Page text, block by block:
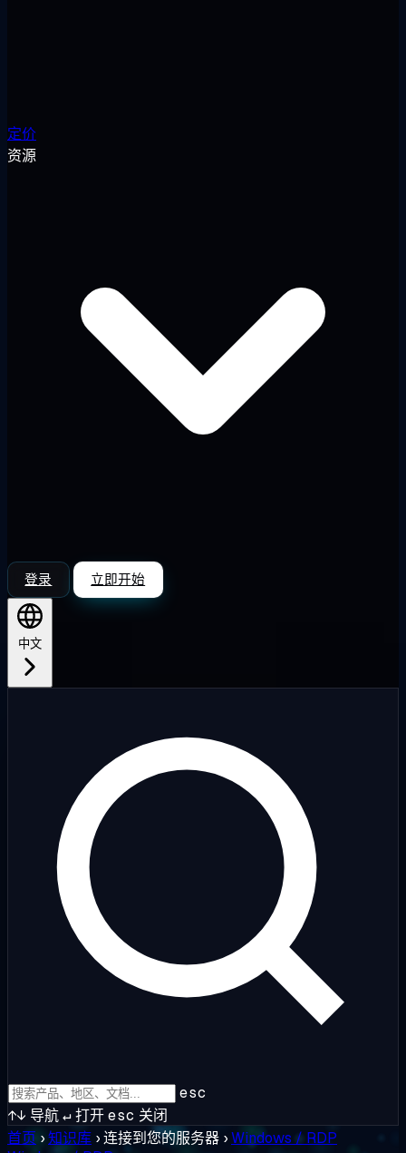
定价
资源
登录 立即开始
中文
esc
↑↓ 导航↵打开esc 关闭
首页 ›知识库 ›连接到您的服务器 ›Windows / RDP